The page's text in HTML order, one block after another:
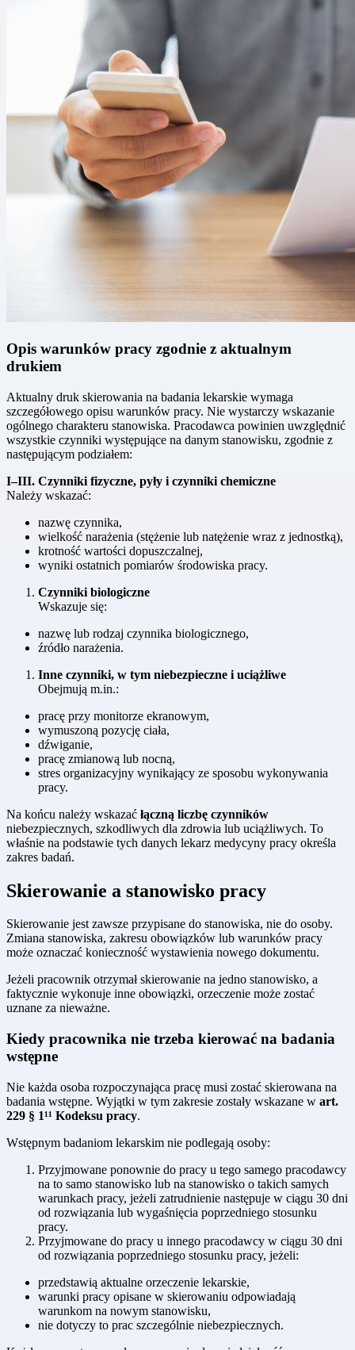
Opis warunków pracy zgodnie z aktualnym
drukiem
Aktualny druk skierowania na badania lekarskie wymaga
szczegółowego opisu warunków pracy. Nie wystarczy wskazanie
ogólnego charakteru stanowiska. Pracodawca powinien uwzględnić
wszystkie czynniki występujące na danym stanowisku, zgodnie z
następującym podziałem:
I–III. Czynniki fizyczne, pyły i czynniki chemiczne
Należy wskazać:
nazwę czynnika,
wielkość narażenia (stężenie lub natężenie wraz z jednostką),
krotność wartości dopuszczalnej,
wyniki ostatnich pomiarów środowiska pracy.
Czynniki biologiczne
Wskazuje się:
nazwę lub rodzaj czynnika biologicznego,
źródło narażenia.
Inne czynniki, w tym niebezpieczne i uciążliwe
Obejmują m.in.:
pracę przy monitorze ekranowym,
wymuszoną pozycję ciała,
dźwiganie,
pracę zmianową lub nocną,
stres organizacyjny wynikający ze sposobu wykonywania
pracy.
Na końcu należy wskazać łączną liczbę czynników
niebezpiecznych, szkodliwych dla zdrowia lub uciążliwych. To
właśnie na podstawie tych danych lekarz medycyny pracy określa
zakres badań.
Skierowanie a stanowisko pracy
Skierowanie jest zawsze przypisane do stanowiska, nie do osoby.
Zmiana stanowiska, zakresu obowiązków lub warunków pracy
może oznaczać konieczność wystawienia nowego dokumentu.
Jeżeli pracownik otrzymał skierowanie na jedno stanowisko, a
faktycznie wykonuje inne obowiązki, orzeczenie może zostać
uznane za nieważne.
Kiedy pracownika nie trzeba kierować na badania
wstępne
Nie każda osoba rozpoczynająca pracę musi zostać skierowana na
badania wstępne. Wyjątki w tym zakresie zostały wskazane w art.
229 § 1¹¹ Kodeksu pracy.
Wstępnym badaniom lekarskim nie podlegają osoby:
Przyjmowane ponownie do pracy u tego samego pracodawcy
na to samo stanowisko lub na stanowisko o takich samych
warunkach pracy, jeżeli zatrudnienie następuje w ciągu 30 dni
od rozwiązania lub wygaśnięcia poprzedniego stosunku
pracy.
Przyjmowane do pracy u innego pracodawcy w ciągu 30 dni
od rozwiązania poprzedniego stosunku pracy, jeżeli:
przedstawią aktualne orzeczenie lekarskie,
warunki pracy opisane w skierowaniu odpowiadają
warunkom na nowym stanowisku,
nie dotyczy to prac szczególnie niebezpiecznych.